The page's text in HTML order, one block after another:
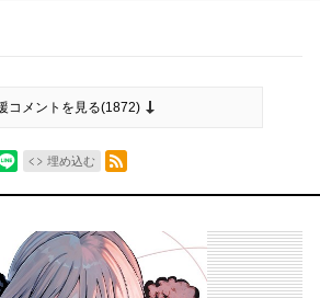
コメントを見る(1872)
埋め込む
RSSフィード